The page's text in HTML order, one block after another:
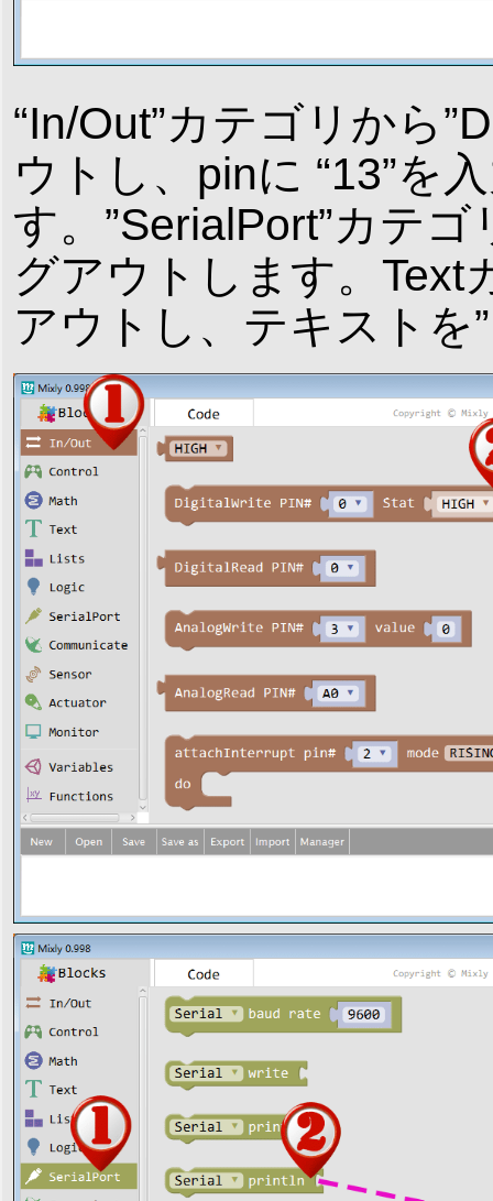
“In/Out”カテゴリから
ウトし、pinに “13”を
す。”SerialPort”カテ
グアウトします。Text
アウトし、テキストを